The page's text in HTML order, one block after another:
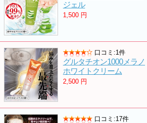
ジェル
1,500 円
口コミ:1件
グルタチオン1000メラノ
ホワイトクリーム
2,500 円
口コミ:17件